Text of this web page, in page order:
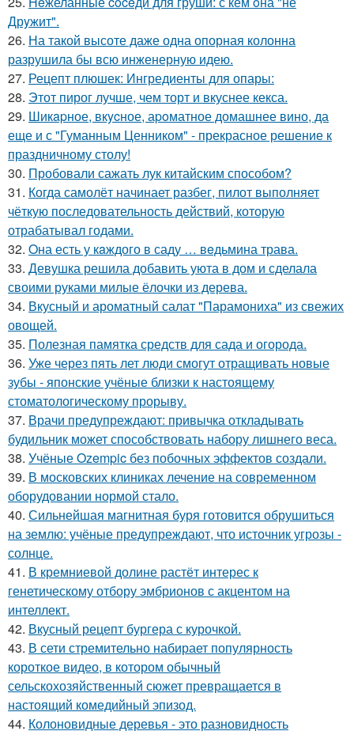
Дрyжит".
26. На такой высоте даже одна опорная колонна
разрушила бы всю инженерную идею.
27. Рецепт плюшек: Ингредиенты для опары:
28. Этот пирог лучше, чем торт и вкуснее кекса.
29. Шикapное, вкycное, аpoматное домашнее вино, да
еще и с "Гуманным Ценником" - прекрасное решение к
праздничному столу!
30. Пробовали сажать лук китайским способом?
31. Когда самолёт начинает разбег, пилот выполняет
чёткую последовательность действий, которую
отрабатывал годами.
32. Oна есть у кaждого в саду … вeдьмина трава.
33. Девушка решила добавить уюта в дом и сделала
своими руками милые ёлочки из дерева.
34. Вкусный и ароматный салат "Парамониха" из свежих
овощей.
35. Полезная памятка средств для сада и огорода.
36. Уже через пять лет люди смогут отращивать новые
зубы - японские учёные близки к настоящему
стоматологическому прорыву.
37. Врачи предупреждают: привычка откладывать
будильник может способствовать набору лишнего веса.
38. Учёные Ozempic без побочных эффектов создали.
39. В московских клиниках лечение на современном
оборудовании нормой стало.
40. Сильнейшая магнитная буря готовится обрушиться
на землю: учёные предупреждают, что источник угрозы -
солнце.
41. В кремниевой долине растёт интерес к
генетическому отбору эмбрионов с акцентом на
интеллект.
42. Вкусный рецепт бургера с курочкой.
43. В сети стремительно набирает популярность
короткое видео, в котором обычный
сельскохозяйственный сюжет превращается в
настоящий комедийный эпизод.
44. Колоновидные деревья - это разновидность